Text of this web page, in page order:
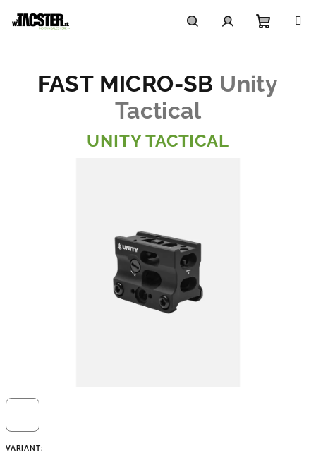
košík
VARIANT:
FAST MICRO-SB Unity
Tactical
UNITY TACTICAL